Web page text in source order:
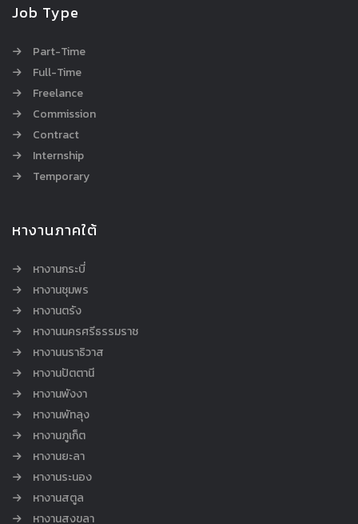
Job Type
Part-Time
Full-Time
Freelance
Commission
Contract
Internship
Temporary
หางานภาคใต้
หางานกระบี่
หางานชุมพร
หางานตรัง
หางานนครศรีธรรมราช
หางานนราธิวาส
หางานปัตตานี
หางานพังงา
หางานพัทลุง
หางานภูเก็ต
หางานยะลา
หางานระนอง
หางานสตูล
หางานสงขลา